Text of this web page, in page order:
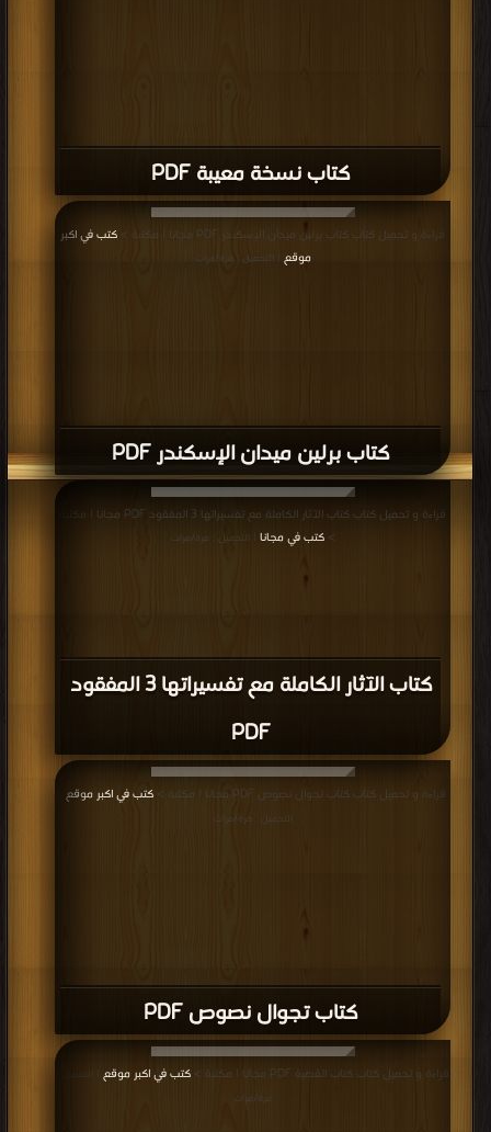
كتاب نسخة معيبة PDF
كتاب برلين ميدان الإسكندر PDF
قراءة و تحميل كتاب كتاب برلين ميدان الإسكندر PDF مجانا | مكتبة >
كتب في اكبر
موقع
| التحميل : مرة/مرات
كتاب الآثار الكاملة مع تفسيراتها 3 المفقود
PDF
قراءة و تحميل كتاب كتاب الآثار الكاملة مع تفسيراتها 3 المفقود PDF مجانا | مكتبة
>كتب في مجانا | التحميل : مرة/مرات
كتاب تجوال نصوص PDF
قراءة و تحميل كتاب كتاب تجوال نصوص PDF مجانا | مكتبة > كتب في اكبر موقع
التحميل : مرة/مرات
قراءة و تحميل كتاب كتاب القضية PDF مجانا | مكتبة > كتب في اكبر موقع
مرة/مرات